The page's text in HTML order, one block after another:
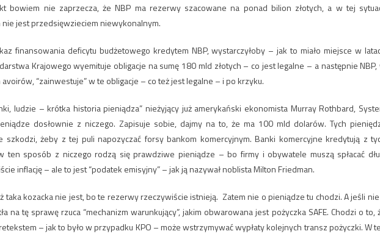
bowiem nie zaprzecza, że NBP ma rezerwy szacowane na ponad bilion złotych, a w tej
jest przedsięwzieciem niewykonalnym.
finansowania deficytu budżetowego kredytem NBP, wystarczyłoby – jak to miało miejsce w
Krajowego wyemituje obligacje na sumę 180 mld złotych – co jest legalne – a następnie NBP,
“zainwestuje” w te obligacje – co też jest legalne – i po krzyku.
ludzie – krótka historia pieniądza” nieżyjący już amerykański ekonomista Murray Rothbard,
dosłownie z niczego. Zapisuje sobie, dajmy na to, że ma 100 mld dolarów. Tych
żeby z tej puli napozyczać forsy bankom komercyjnym. Banki komercyjne kredytują z
ten sposób z niczego rodzą się prawdziwe pieniądze – bo firmy i obywatele muszą spłacać
inflację – ale to jest “podatek emisyjny” – jak ją nazywał noblista Milton Friedman.
taka kozacka nie jest, bo te rezerwy rzeczywiście istnieją. Zatem nie o pieniądze tu chodzi. A jeśli
na tę sprawę rzuca “mechanizm warunkujący”, jakim obwarowana jest pożyczka SAFE. Chodzi o to,
– jak to było w przypadku KPO – może wstrzymywać wypłaty kolejnych transz pożyczki. W